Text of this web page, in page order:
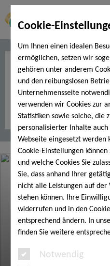
Cookie-
Um Ihnen einen idealen
ermöglichen, setzen wir
gehören unter anderem
und den reibungslosen
Unternehmensseite
verwenden wir Cookies zur
Statistiken sowie solche, die
personalisierter Inhalte
Webseite eingesetzt werden
Cookie-Einstellungen
und welche Cookies Sie
Sie, dass anhand Ihrer
nicht alle Leistungen auf der
stehen können. Ihre
widerrufen und in den
entsprechend ändern. In
finden Sie weitere
Notwendig
Moves
Abnehm- &